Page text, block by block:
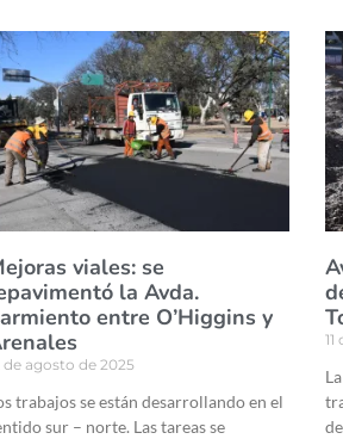
viales: se
la Avda.
entre O’Higgins y
de agosto de 2025
trabajos se están desarrollando en el
sur – norte. Las tareas se